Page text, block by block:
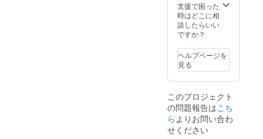
粧品店にご
縁があって
来てくだ
さったお客
様を、必ず
る。
あなたに相
支援で困った
時はどこに相
談したらいい
ですか？
ヘルプページを
見る
このプロジェクト
の問題報告はこち
らよりお問い合わ
せください